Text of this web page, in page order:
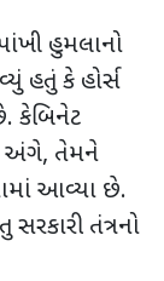
હુમલાનો
હતું કે હોર્સ
કેબિનેટ
અંગે, તેમને
આવ્યા છે.
તંત્રનો